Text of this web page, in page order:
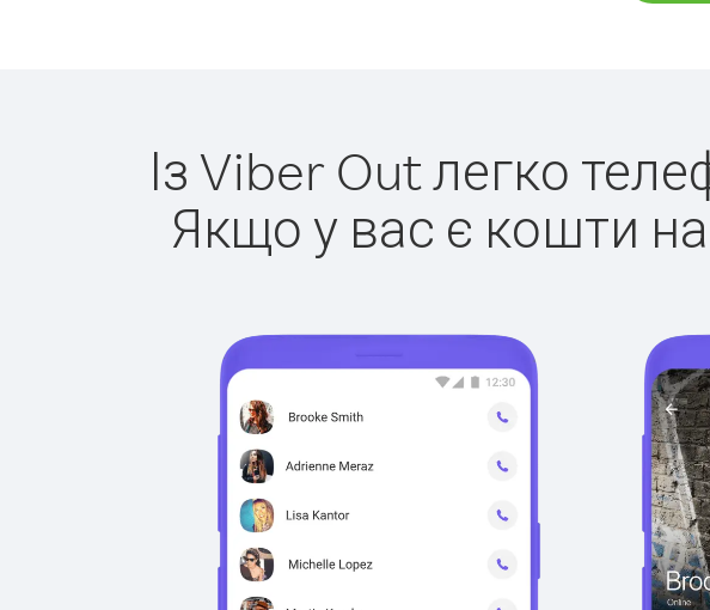
Із Viber Out легко
Якщо у вас є кошти